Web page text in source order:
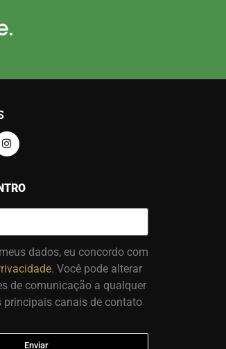
dados, eu concordo com
. Você pode alterar
de comunicação a qualquer
principais canais de contato
Enviar